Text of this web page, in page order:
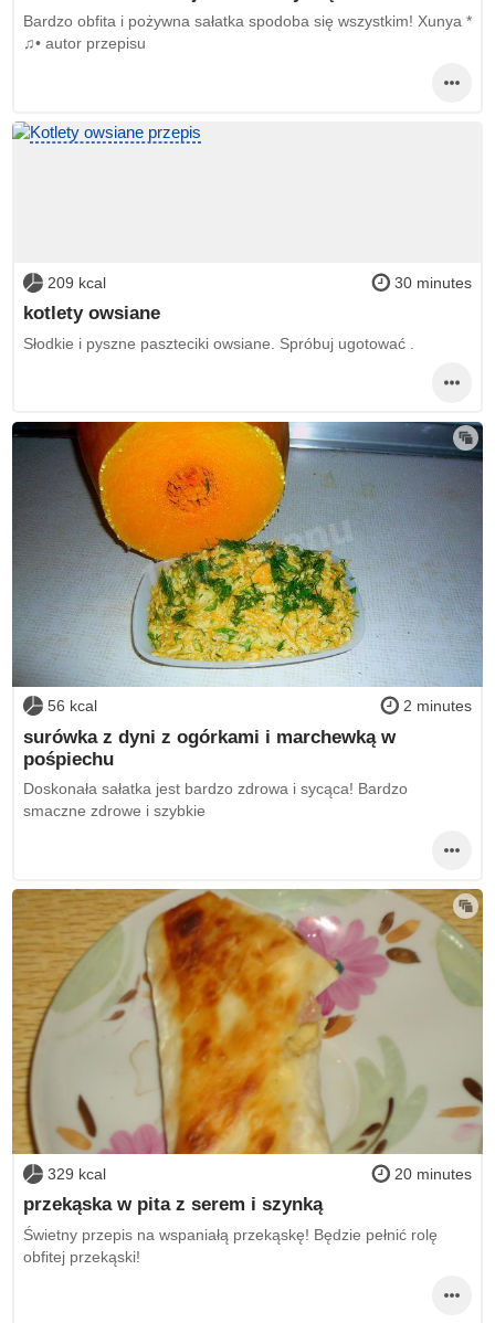
Bardzo obfita i pożywna sałatka spodoba się wszystkim! Xunya *
♫• autor przepisu
209 kcal 30 minutes
kotlety owsiane
Słodkie i pyszne paszteciki owsiane. Spróbuj ugotować .
56 kcal 2 minutes
surówka z dyni z ogórkami i marchewką w
pośpiechu
Doskonała sałatka jest bardzo zdrowa i sycąca! Bardzo
smaczne zdrowe i szybkie
329 kcal 20 minutes
przekąska w pita z serem i szynką
Świetny przepis na wspaniałą przekąskę! Będzie pełnić rolę
obfitej przekąski!